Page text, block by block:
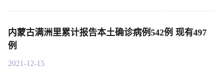
内蒙古满洲里累计报告本土确诊病例542例 现有497
例
2021-12-15